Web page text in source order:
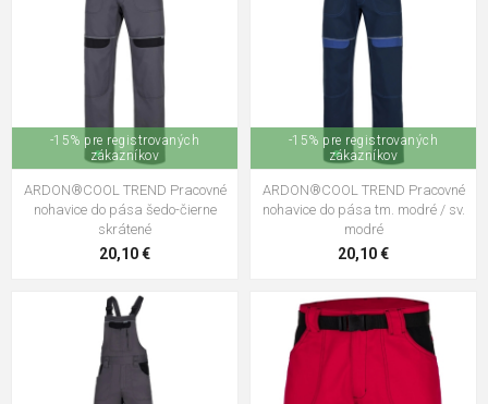
-15% pre registrovaných
zákazníkov
ARDON®COOL TREND Pracovné
nohavice do pása šedo-čierne
skrátené
20,10 €
-15% pre registrovaných
zákazníkov
ARDON®COOL TREND Pracovné
nohavice do pása tm. modré / sv.
modré
20,10 €